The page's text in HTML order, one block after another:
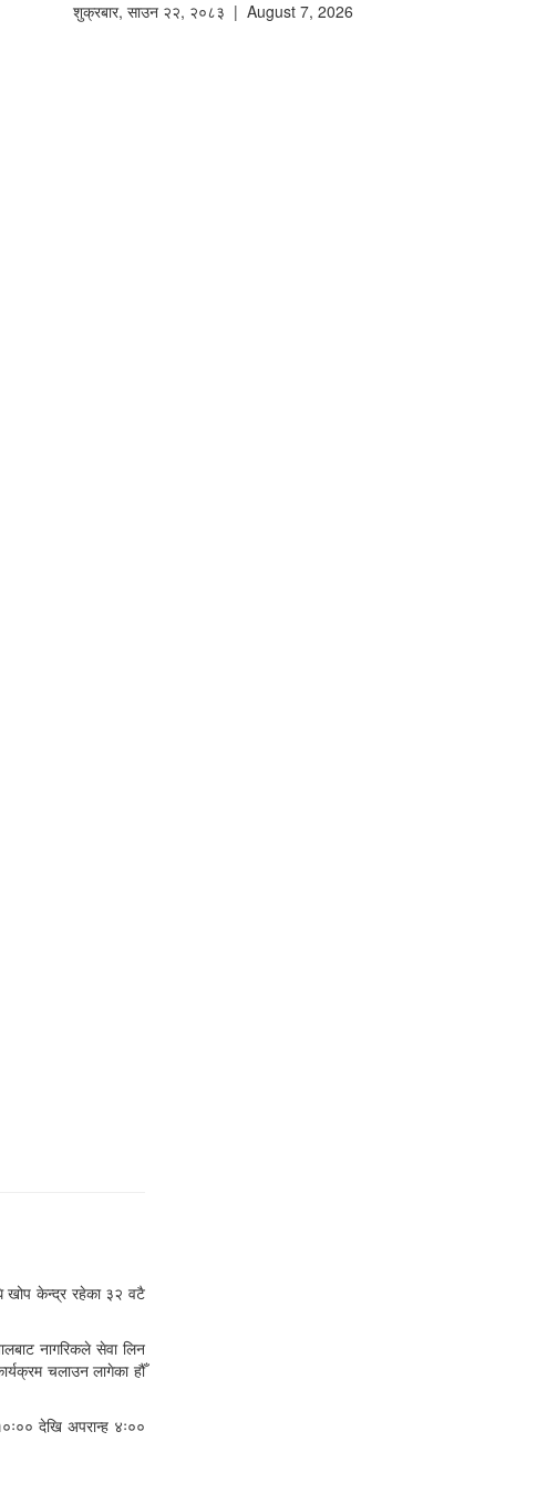
शुक्रबार, साउन २२, २०८३ | August 7, 2026
खोप केन्द्र रहेका ३२ वटै
नागरिकले सेवा लिन
चलाउन लागेका हौँ
देखि अपरान्ह ४ः००